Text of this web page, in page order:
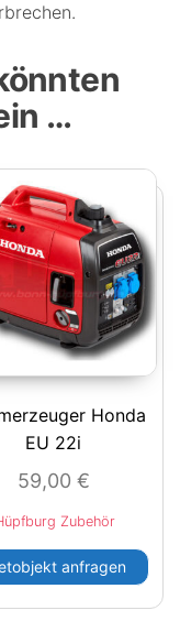
…
Honda
EU 22i
59,00 €
Zubehör
anfragen